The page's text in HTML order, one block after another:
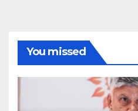
You missed